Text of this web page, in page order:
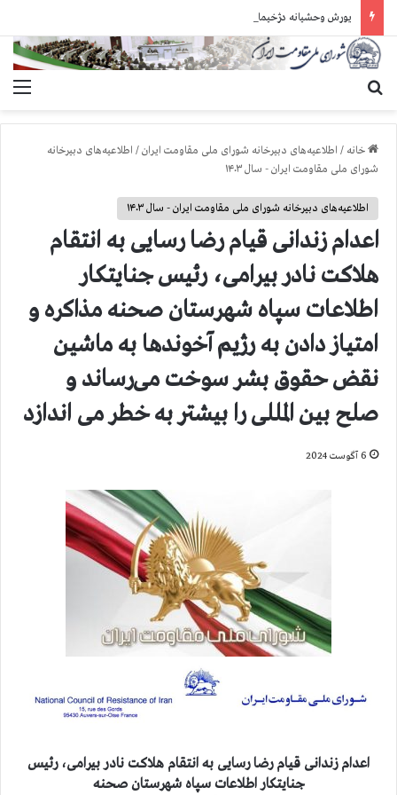
خانه / اطلاعیه‌های دبیرخانه شورای ملی مقاومت ایران/ اطلاعیه‌های دبیرخانه
شورای ملی مقاومت ایران - سال ۱۴۰۳
اطلاعیه‌های دبیرخانه شورای ملی مقاومت ایران - سال ۱۴۰۳
اعدام زندانی قیام رضا رسایی به انتقام
هلاکت نادر بیرامی، رئیس جنایتکار
اطلاعات سپاه شهرستان صحنه مذاکره و
امتیاز دادن به رژیم آخوندها به ماشین
نقض حقوق بشر سوخت می‌رساند و
صلح بین المللی را بیشتر به خطر می اندازد
6 آگوست 2024
اعدام زندانی قیام رضا رسایی به انتقام هلاکت نادر بیرامی، رئیس
جنایتکار اطلاعات سپاه شهرستان صحنه